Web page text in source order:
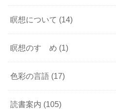
瞑想について (14)
瞑想のすゝめ (1)
色彩の言語 (17)
読書案内 (105)